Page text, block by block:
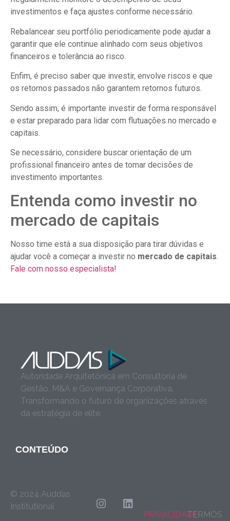
investimentos e faça ajustes conforme necessário.
Rebalancear seu portfólio periodicamente pode ajudar a
garantir que ele continue alinhado com seus objetivos
financeiros e tolerância ao risco.
Enfim, é preciso saber que investir, envolve riscos e que
os retornos passados não garantem retornos futuros.
Sendo assim, é importante investir de forma responsável
e estar preparado para lidar com flutuações no mercado e
capitais.
Se necessário, considere buscar orientação de um
profissional financeiro antes de tomar decisões de
investimento importantes.
Entenda como investir no
mercado de capitais
Nosso time está a sua disposição para tirar dúvidas e
ajudar você a começar a investir no mercado de capitais.
Fale com nosso especialista!
Autoridade Arquitetônica em Consultoria de
Gestão, M&A e Governança Corporativa.
Transformando o futuro de organizações através
da estratégia de elite.
CONTEÚDO
© 2024 Auddas
Institutional
PRIVACIDADETERMOS